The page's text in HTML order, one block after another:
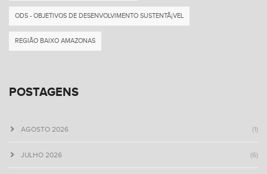
ODS - OBJETIVOS DE DESENVOLVIMENTO SUSTENTÃ¡VEL
REGIÃO BAIXO AMAZONAS
POSTAGENS
AGOSTO 2026 (1)
JULHO 2026 (6)